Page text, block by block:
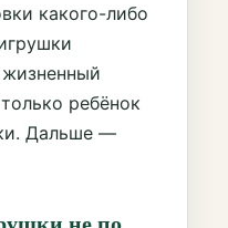
какого-либо
ребёнок
Дальше —